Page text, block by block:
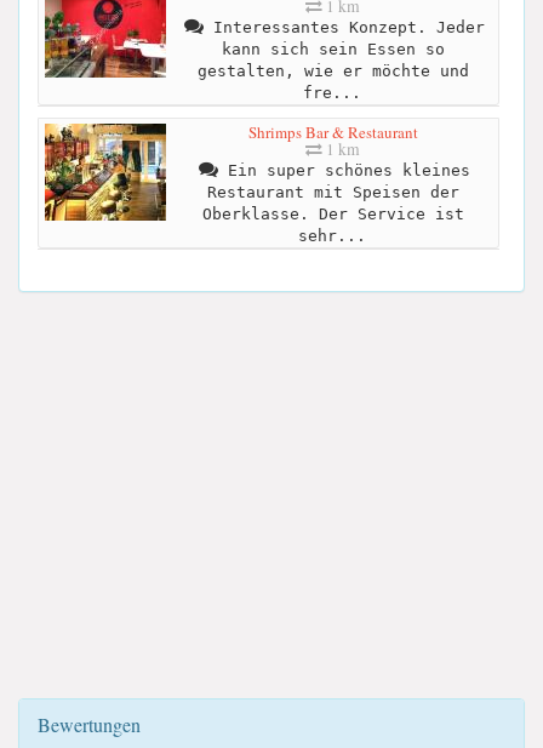
1 km
Interessantes Konzept. Jeder
kann sich sein Essen so
gestalten, wie er möchte und
fre...
Shrimps Bar & Restaurant
1 km
Ein super schönes kleines
Restaurant mit Speisen der
Oberklasse. Der Service ist
sehr...
Bewertungen